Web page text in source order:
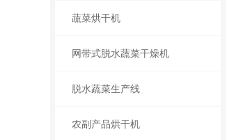
蔬菜烘干机
网带式脱水蔬菜干燥机
脱水蔬菜生产线
农副产品烘干机